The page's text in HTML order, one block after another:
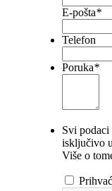
E-pošta*
Telefon
Poruka*
Svi
isključivo
Više o